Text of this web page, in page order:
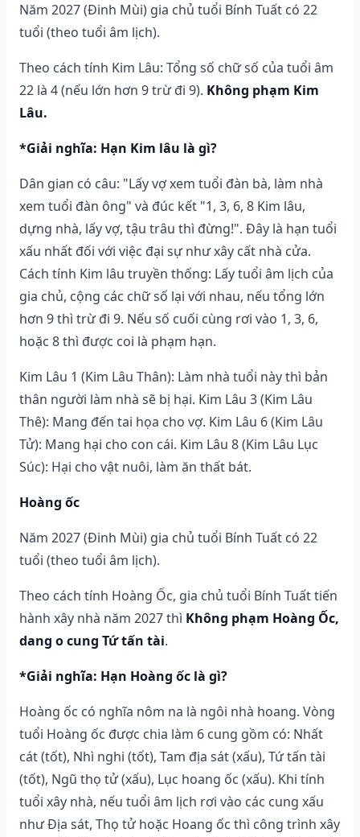
Năm 2027 (Đinh Mùi) gia chủ tuổi Bính Tuất có 22
tuổi (theo tuổi âm lịch).
Theo cách tính Kim Lâu: Tổng số chữ số của tuổi âm
22 là 4 (nếu lớn hơn 9 trừ đi 9). Không phạm Kim
Lâu.
*Giải nghĩa: Hạn Kim lâu là gì?
Dân gian có câu: "Lấy vợ xem tuổi đàn bà, làm nhà
xem tuổi đàn ông" và đúc kết "1, 3, 6, 8 Kim lâu,
dựng nhà, lấy vợ, tậu trâu thì đừng!". Đây là hạn tuổi
xấu nhất đối với việc đại sự như xây cất nhà cửa.
Cách tính Kim lâu truyền thống: Lấy tuổi âm lịch của
gia chủ, cộng các chữ số lại với nhau, nếu tổng lớn
hơn 9 thì trừ đi 9. Nếu số cuối cùng rơi vào 1, 3, 6,
hoặc 8 thì được coi là phạm hạn.
Kim Lâu 1 (Kim Lâu Thân): Làm nhà tuổi này thì bản
thân người làm nhà sẽ bị hại. Kim Lâu 3 (Kim Lâu
Thê): Mang đến tai họa cho vợ. Kim Lâu 6 (Kim Lâu
Tử): Mang hại cho con cái. Kim Lâu 8 (Kim Lâu Lục
Súc): Hại cho vật nuôi, làm ăn thất bát.
Hoàng ốc
Năm 2027 (Đinh Mùi) gia chủ tuổi Bính Tuất có 22
tuổi (theo tuổi âm lịch).
Theo cách tính Hoàng Ốc, gia chủ tuổi Bính Tuất tiến
hành xây nhà năm 2027 thì Không phạm Hoàng Ốc,
dang o cung Tứ tấn tài.
*Giải nghĩa: Hạn Hoàng ốc là gì?
Hoàng ốc có nghĩa nôm na là ngôi nhà hoang. Vòng
tuổi Hoàng ốc được chia làm 6 cung gồm có: Nhất
cát (tốt), Nhì nghi (tốt), Tam địa sát (xấu), Tứ tấn tài
(tốt), Ngũ thọ tử (xấu), Lục hoang ốc (xấu). Khi tính
tuổi xây nhà, nếu tuổi âm lịch rơi vào các cung xấu
như Địa sát, Thọ tử hoặc Hoang ốc thì công trình xây